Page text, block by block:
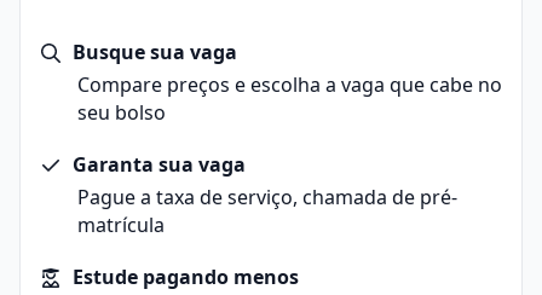
Busque sua vaga
Compare preços e escolha a vaga que cabe no
seu bolso
Garanta sua vaga
Pague a taxa de serviço, chamada de pré-
matrícula
Estude pagando menos